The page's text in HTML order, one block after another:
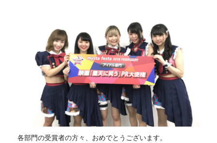
各部門の受賞者の方々、おめでとうございます。